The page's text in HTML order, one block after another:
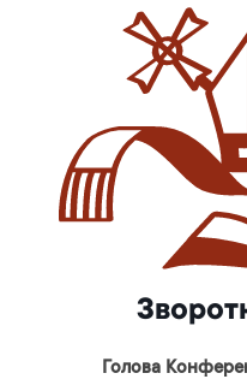
Голова